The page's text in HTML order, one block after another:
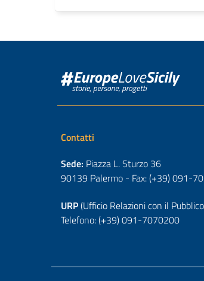
Contatti
Sede: Piazza L. Sturzo 36
90139 Palermo - Fax: (+39) 091-
URP(Ufficio Relazioni con il
Telefono: (+39) 091-7070200